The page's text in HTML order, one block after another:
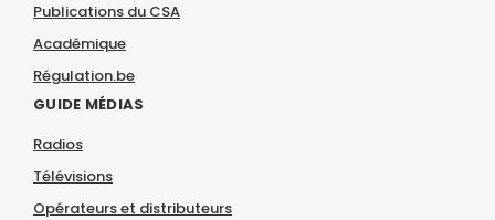
Publications du CSA
Académique
Régulation.be
GUIDE MÉDIAS
Radios
Télévisions
Opérateurs et distributeurs